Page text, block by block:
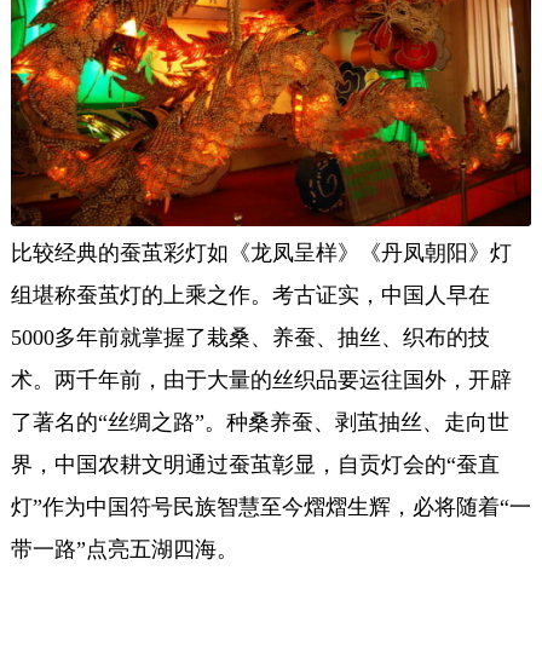
比较经典的蚕茧彩灯如《龙凤呈样》《丹凤朝阳》灯
组堪称蚕茧灯的上乘之作。考古证实，中国人早在
5000多年前就掌握了栽桑、养蚕、抽丝、织布的技
术。两千年前，由于大量的丝织品要运往国外，开辟
了著名的“丝绸之路”。种桑养蚕、剥茧抽丝、走向世
界，中国农耕文明通过蚕茧彰显，自贡灯会的“蚕直
灯”作为中国符号民族智慧至今熠熠生辉，必将随着“一
带一路”点亮五湖四海。